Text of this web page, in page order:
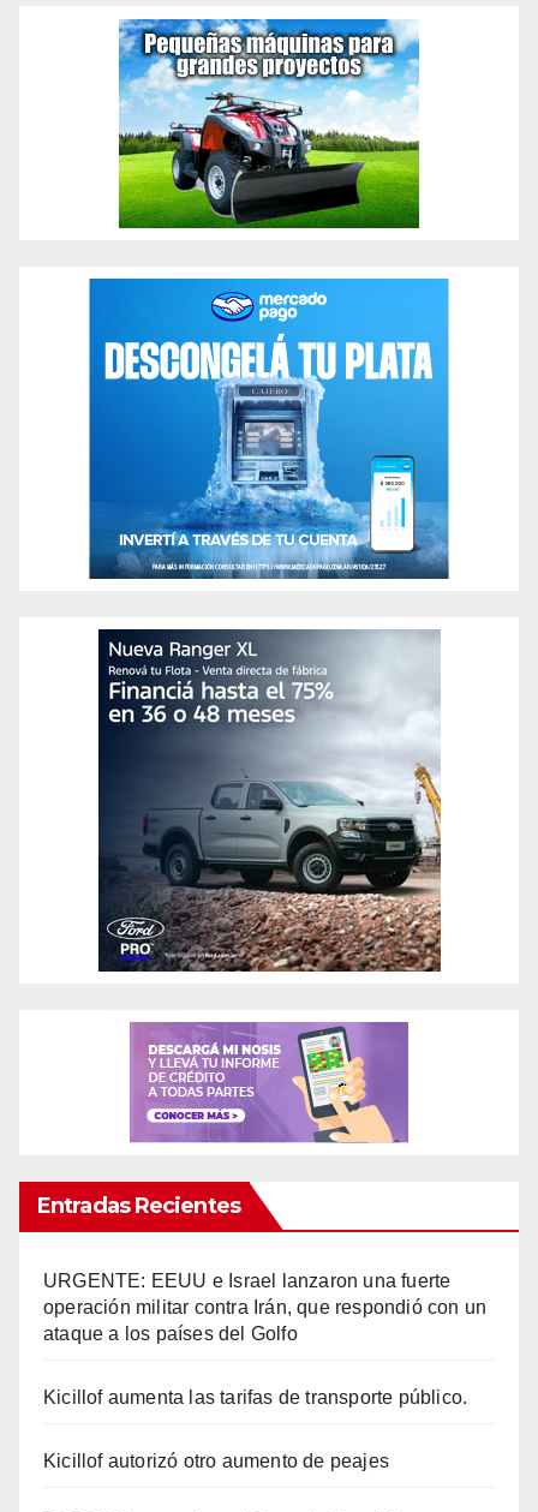
Entradas Recientes
URGENTE: EEUU e Israel lanzaron una fuerte
operación militar contra Irán, que respondió con un
ataque a los países del Golfo
Kicillof aumenta las tarifas de transporte público.
Kicillof autorizó otro aumento de peajes